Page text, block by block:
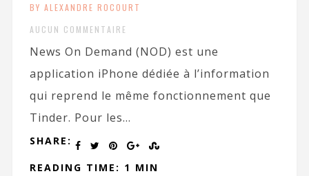
BY ALEXANDRE ROCOURT
AUCUN COMMENTAIRE
News On Demand (NOD) est une
application iPhone dédiée à l’information
qui reprend le même fonctionnement que
Tinder. Pour les...
SHARE:
READING TIME: 1 MIN